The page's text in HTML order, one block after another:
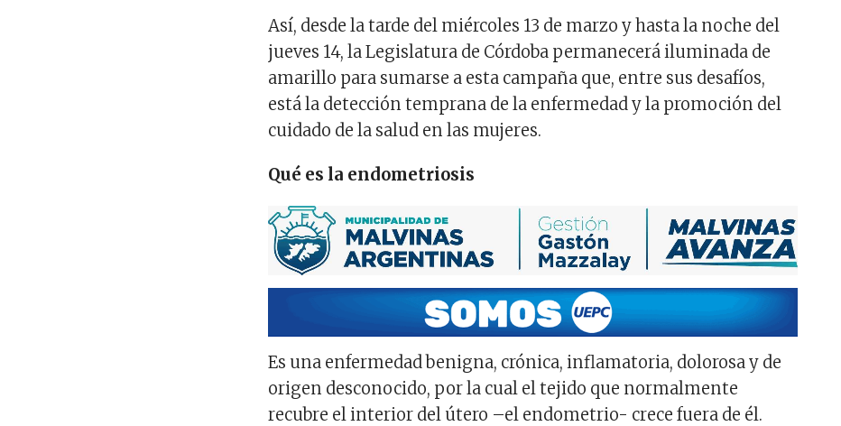
Así, desde la tarde del miércoles 13 de marzo y hasta la noche del
jueves 14, la Legislatura de Córdoba permanecerá iluminada de
amarillo para sumarse a esta campaña que, entre sus desafíos,
está la detección temprana de la enfermedad y la promoción del
cuidado de la salud en las mujeres.
Qué es la endometriosis
Es una enfermedad benigna, crónica, inflamatoria, dolorosa y de
origen desconocido, por la cual el tejido que normalmente
recubre el interior del útero –el endometrio- crece fuera de él.